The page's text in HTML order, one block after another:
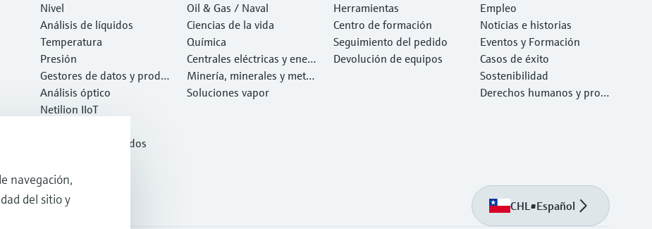
Nivel
Análisis de líquidos
Temperatura
Presión
Gestores de datos y produ
ctos de sistema
Análisis óptico
Netilion IIoT
Productos destacados
Servicios
esiduos
Oil & Gas / Naval
Ciencias de la vida
Química
Centrales eléctricas y ener
gía
Minería, minerales y metal
es
Soluciones vapor
Herramientas
Centro de formación
Seguimiento del pedido
Devolución de equipos
Empleo
Noticias e historias
Eventos y Formación
Casos de éxito
Sostenibilidad
Derechos humanos y prote
CHL•Español
navegación,
del sitio y